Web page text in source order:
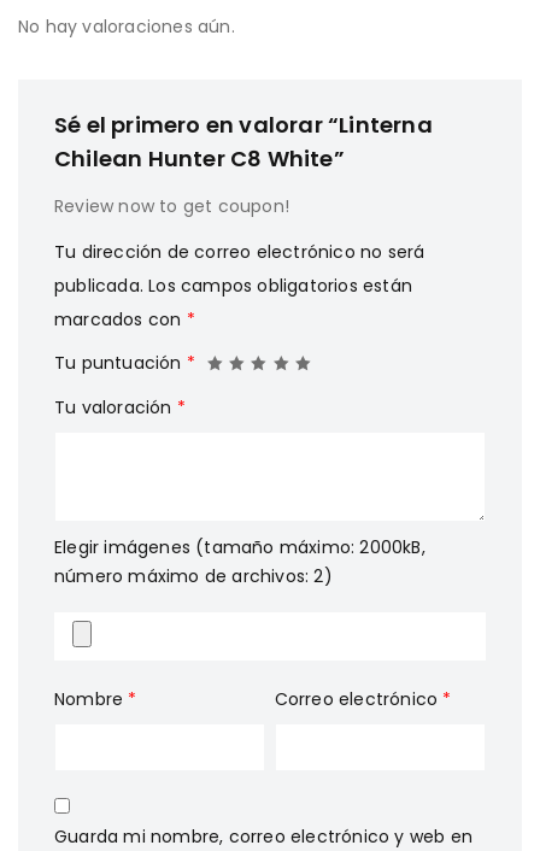
No hay valoraciones aún.
Sé el primero en valorar “Linterna
Chilean Hunter C8 White”
Review now to get coupon!
Tu dirección de correo electrónico no será
publicada. Los campos obligatorios están
marcados con *
Tu puntuación *
Tu valoración *
Elegir imágenes (tamaño máximo: 2000kB,
número máximo de archivos: 2)
Nombre * Correo electrónico *
Guarda mi nombre, correo electrónico y web en